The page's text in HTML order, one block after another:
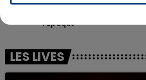
Yapaque
LES LIVES